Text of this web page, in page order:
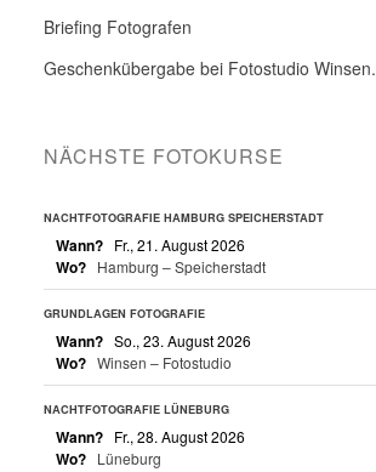
Briefing Fotografen
Geschenkübergabe bei Fotostudio Winsen.
NÄCHSTE FOTOKURSE
NACHTFOTOGRAFIE HAMBURG SPEICHERSTADT
Wann? Fr., 21. August 2026
Wo? Hamburg – Speicherstadt
GRUNDLAGEN FOTOGRAFIE
Wann? So., 23. August 2026
Wo? Winsen – Fotostudio
NACHTFOTOGRAFIE LÜNEBURG
Wann? Fr., 28. August 2026
Wo? Lüneburg